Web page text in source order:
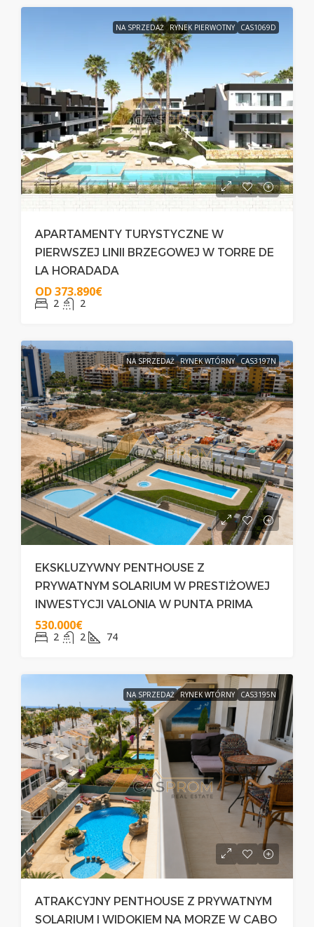
NA SPRZEDAŻ RYNEK PIERWOTNY CAS1069D
APARTAMENTY TURYSTYCZNE W
PIERWSZEJ LINII BRZEGOWEJ W TORRE DE
LA HORADADA
OD373.890€
2 2
NA SPRZEDAŻ RYNEK WTÓRNY CAS3197N
EKSKLUZYWNY PENTHOUSE Z
PRYWATNYM SOLARIUM W PRESTIŻOWEJ
INWESTYCJI VALONIA W PUNTA PRIMA
530.000€
2 2 74
NA SPRZEDAŻ RYNEK WTÓRNY CAS3195N
ATRAKCYJNY PENTHOUSE Z PRYWATNYM
SOLARIUM I WIDOKIEM NA MORZE W CABO